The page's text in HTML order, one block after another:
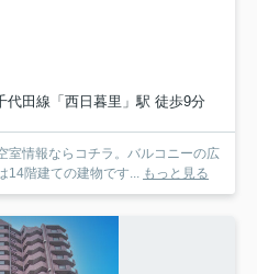
代田線「西日暮里」駅 徒歩9分
室情報ならコチラ。バルコニーの広
14階建ての建物です...
もっと見る